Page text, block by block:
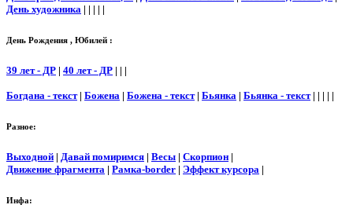
День художника | | | | |
День Рождения , Юбилей :
39 лет - ДР | 40 лет - ДР | | |
Богдана - текст| Божена | Божена - текст| Бьянка | Бьянка - текст| | | | |
Разное:
Выходной | Давай помиримся | Весы | Скорпион |
Движение фрагмента | Рамка-border | Эффект курсора |
Инфа: